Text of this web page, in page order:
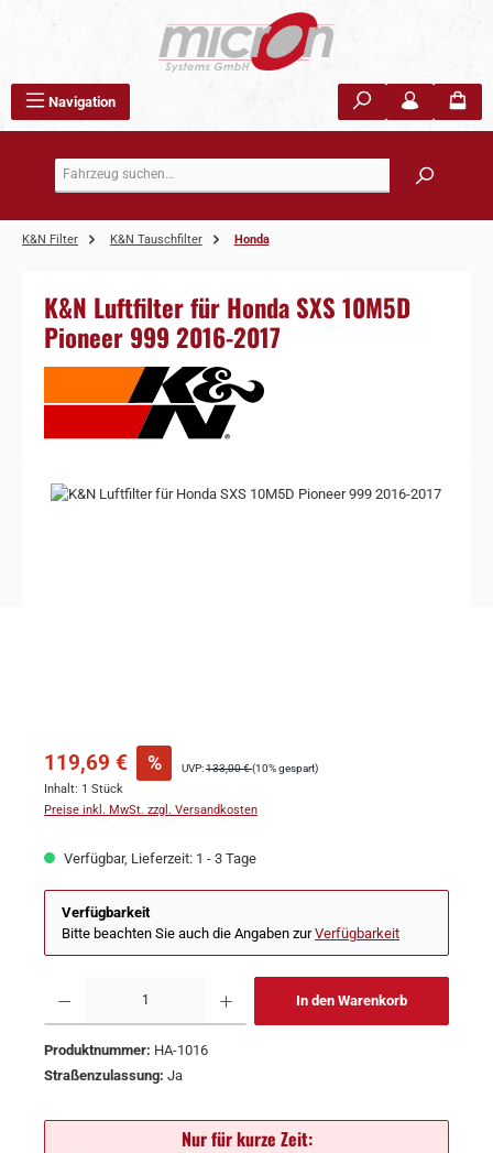
Navigation
K&N Filter K&N Tauschfilter Honda
K&N Luftfilter für Honda SXS 10M5D
Pioneer 999 2016-2017
Bildergalerie überspringen
119,69 € % UVP:133,00 €(10% gespart)
Inhalt: 1 Stück
Preise inkl. MwSt. zzgl. Versandkosten
Verfügbar, Lieferzeit: 1 - 3 Tage
Verfügbarkeit
Bitte beachten Sie auch die Angaben zurVerfügbarkeit
In den Warenkorb
Produktnummer: HA-1016
Straßenzulassung: Ja
Nur für kurze Zeit: